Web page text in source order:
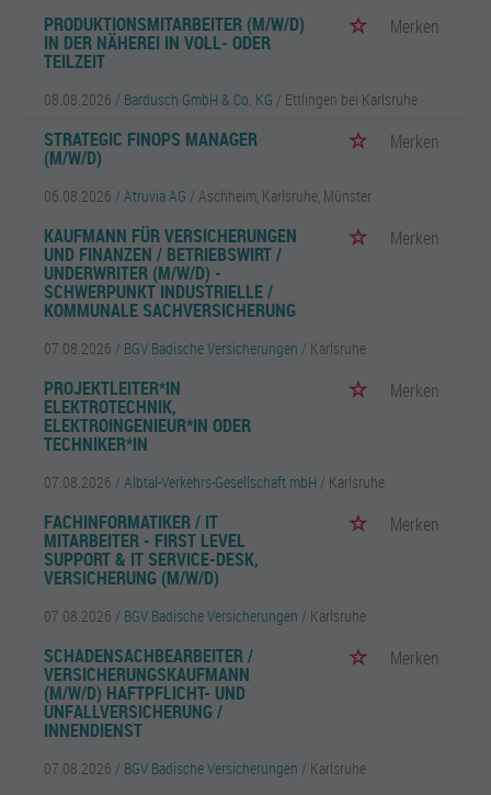
PRODUKTIONSMITARBEITER (M/W/D)
IN DER NÄHEREI IN VOLL- ODER
TEILZEIT
Merken
08.08.2026 / Bardusch GmbH & Co. KG / Ettlingen bei Karlsruhe
STRATEGIC FINOPS MANAGER
(M/W/D)
Merken
06.08.2026 / Atruvia AG / Aschheim, Karlsruhe, Münster
KAUFMANN FÜR VERSICHERUNGEN
UND FINANZEN / BETRIEBSWIRT /
UNDERWRITER (M/W/D) -
SCHWERPUNKT INDUSTRIELLE /
KOMMUNALE SACHVERSICHERUNG
Merken
07.08.2026 / BGV Badische Versicherungen / Karlsruhe
PROJEKTLEITER*IN
ELEKTROTECHNIK,
ELEKTROINGENIEUR*IN ODER
TECHNIKER*IN
Merken
07.08.2026 / Albtal-Verkehrs-Gesellschaft mbH / Karlsruhe
FACHINFORMATIKER / IT
MITARBEITER - FIRST LEVEL
SUPPORT & IT SERVICE-DESK,
VERSICHERUNG (M/W/D)
Merken
07.08.2026 / BGV Badische Versicherungen / Karlsruhe
SCHADENSACHBEARBEITER /
VERSICHERUNGSKAUFMANN
(M/W/D) HAFTPFLICHT- UND
UNFALLVERSICHERUNG /
INNENDIENST
Merken
07.08.2026 / BGV Badische Versicherungen / Karlsruhe